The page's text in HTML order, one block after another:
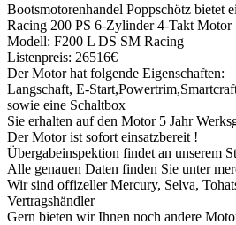
Bootsmotorenhandel Poppschötz bietet
Racing 200 PS 6-Zylinder 4-Takt Motor
Modell: F200 L DS SM Racing
Listenpreis: 26516€
Der Motor hat folgende Eigenschaften:
Langschaft, E-
sowie eine Schaltbox
Sie erhalten auf den Motor 5 Jahr
Der Motor ist sofort einsatzbereit !
Übergabeinspektion findet an unserem
Alle genauen Daten finden Sie unter
Wir sind offizeller Mercury, Selva,
Vertragshändler
Gern bieten wir Ihnen noch andere